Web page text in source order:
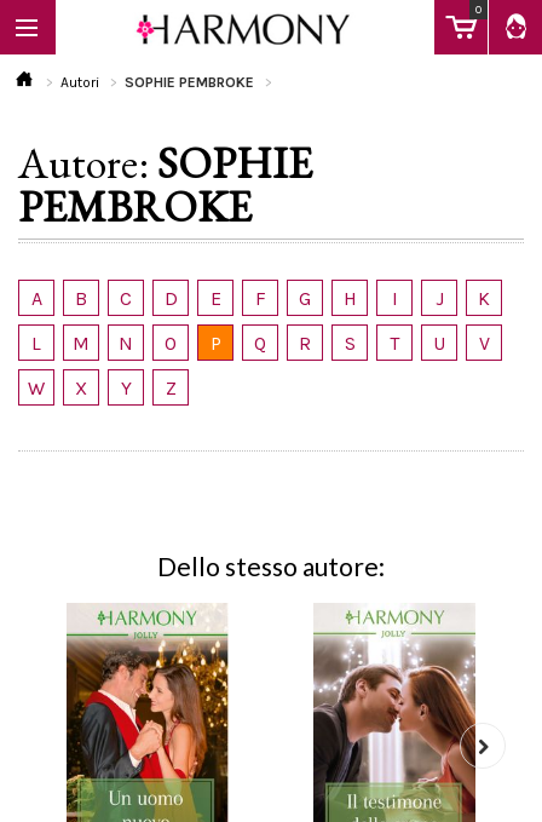
0
EBOOK
LIBRI
Calendario
Autori SOPHIE PEMBROKE
Autore: SOPHIE
PEMBROKE
A B C D E F G H I J
K
L
M N O P Q R S T U
V
W
X Y Z
Dello stesso autore:
Next